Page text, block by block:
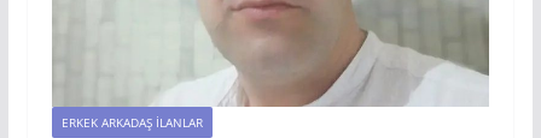
ERKEK ARKADAŞ İLANLAR